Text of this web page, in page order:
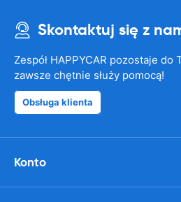
Skontaktuj się z
Zespół HAPPYCAR pozostaje
zawsze chętnie służy pomocą!
Obsługa klienta
Konto